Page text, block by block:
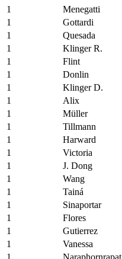
1
Menegatti
1
Gottardi
1
Quesada
1
Klinger R.
1
Flint
1
Donlin
1
Klinger D.
1
Alix
1
Müller
1
Tillmann
1
Harward
1
Victoria
1
J. Dong
1
Wang
1
Tainá
1
Sinaportar
1
Flores
1
Gutierrez
1
Vanessa
1
Naraphornrapat